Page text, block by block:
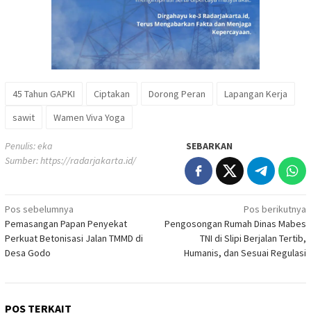
45 Tahun GAPKI Ciptakan Dorong Peran
Lapangan Kerja
sawit
Wamen Viva Yoga
Penulis: eka
Sumber:https://radarjakarta.id/
SEBARKAN
Navigasi
pos
Pos sebelumnya
Pemasangan Papan Penyekat
Perkuat Betonisasi Jalan TMMD di
Desa Godo
Pos berikutnya
Pengosongan Rumah Dinas Mabes
TNI di Slipi Berjalan Tertib,
Humanis, dan Sesuai Regulasi
POS TERKAIT